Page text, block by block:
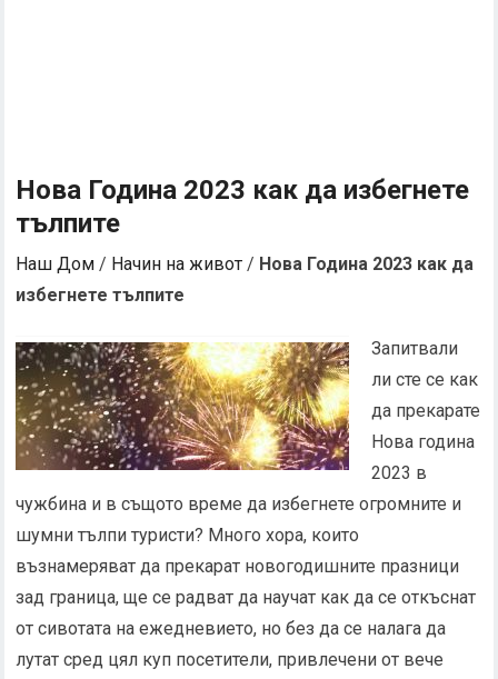
Нова Година 2023 как да избегнете
тълпите
Наш Дом / Начин на живот / Нова Година 2023 как да
избегнете тълпите
Запитвали
ли сте се как
да прекарате
Нова година
2023 в
чужбина и в същото време да избегнете огромните и
шумни тълпи туристи? Много хора, които
възнамеряват да прекарат новогодишните празници
зад граница, ще се радват да научат как да се откъснат
от сивотата на ежедневието, но без да се налага да
лутат сред цял куп посетители, привлечени от вече